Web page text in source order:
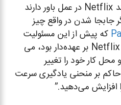
شرکت‌های نیروگاهی مانند Netflix در عمل باور دارند
جابجا شدن در واقع چیز
که پیش از این مسئولیت
استعدادیابی را در شرکت Netflix بر عهده‌دار بود، می
کار خود را تغییر
بر منحنی یادگیری سرعت
افزایش می‌دهید.”